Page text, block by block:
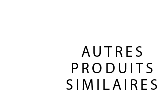
AUTRES
PRODUITS
SIMILAIRES